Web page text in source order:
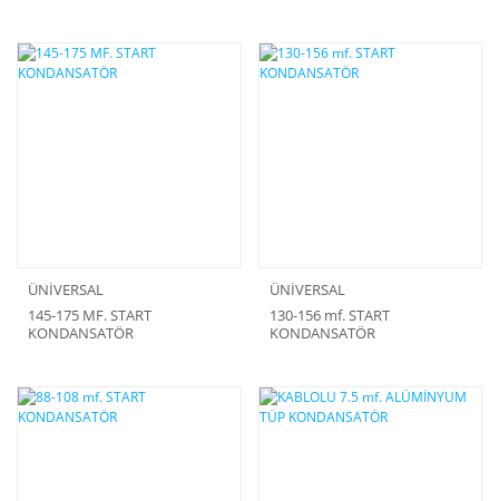
ÜNİVERSAL
145-175 MF. START
KONDANSATÖR
ÜNİVERSAL
130-156 mf. START
KONDANSATÖR